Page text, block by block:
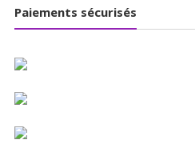
Paiements sécurisés